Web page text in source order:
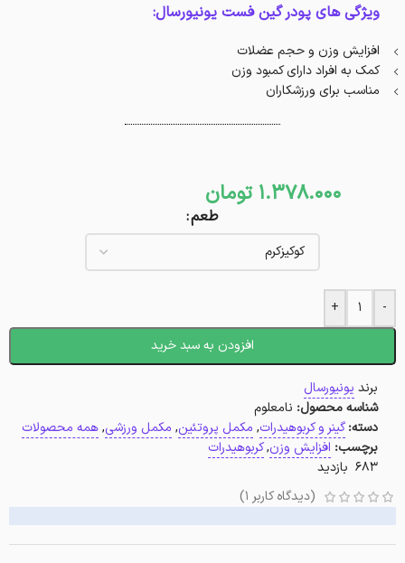
ویژگی های پودر گین فست یونیورسال:
افزایش وزن و حجم عضلات
کمک به افراد دارای کمبود وزن
مناسب برای ورزشکاران
1.378.000 تومان
طعم
-
+
افزودن به سبد خرید
برند یونیورسال
شناسه محصول: نامعلوم
دسته:گینر و کربوهیدرات, مکمل پروتئین, مکمل ورزشی,همه محصولات
برچسب: افزایش وزن,کربوهیدرات
683 بازدید
(دیدگاه کاربر 1
)